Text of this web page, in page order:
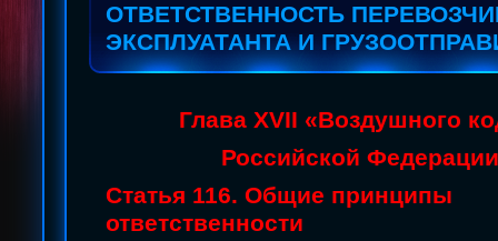
ОТВЕТСТВЕННОСТЬ
ЭКСПЛУАТАНТА И
Глава XVII «Воздушного
Российской
Статья 116. Общие принципы
ответственности